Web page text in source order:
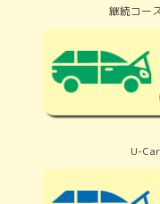
継続コー
U-